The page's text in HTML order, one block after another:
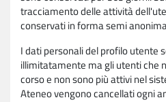
tracciamento delle attività
conservati in forma semi
I dati personali del profilo utente
illimitatamente ma gli utenti che
corso e non sono più attivi nel
Ateneo vengono cancellati ogni